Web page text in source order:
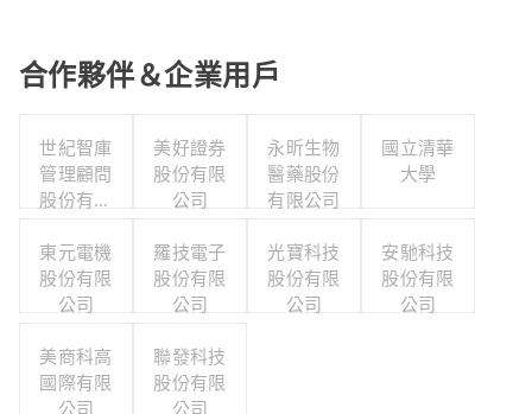
合作夥伴＆企業用戶
世紀智庫
管理顧問
股份有限
美好證券
股份有限
公司
永昕生物
醫藥股份
有限公司
國立清華
大學
東元電機
股份有限
公司
羅技電子
股份有限
公司
光寶科技
股份有限
公司
安馳科技
股份有限
公司
美商科高
國際有限
公司
聯發科技
股份有限
公司